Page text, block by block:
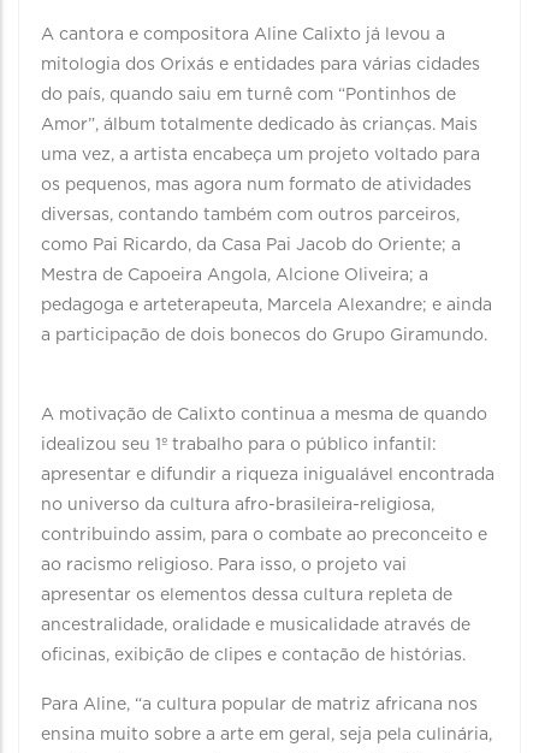
A cantora e compositora Aline Calixto já levou a
mitologia dos Orixás e entidades para várias cidades
do país, quando saiu em turnê com “Pontinhos de
Amor”, álbum totalmente dedicado às crianças. Mais
uma vez, a artista encabeça um projeto voltado para
os pequenos, mas agora num formato de atividades
diversas, contando também com outros parceiros,
como Pai Ricardo, da Casa Pai Jacob do Oriente; a
Mestra de Capoeira Angola, Alcione Oliveira; a
pedagoga e arteterapeuta, Marcela Alexandre; e ainda
a participação de dois bonecos do Grupo Giramundo.
A motivação de Calixto continua a mesma de quando
idealizou seu 1º trabalho para o público infantil:
apresentar e difundir a riqueza inigualável encontrada
no universo da cultura afro-brasileira-religiosa,
contribuindo assim, para o combate ao preconceito e
ao racismo religioso. Para isso, o projeto vai
apresentar os elementos dessa cultura repleta de
ancestralidade, oralidade e musicalidade através de
oficinas, exibição de clipes e contação de histórias.
Para Aline, “a cultura popular de matriz africana nos
ensina muito sobre a arte em geral, seja pela culinária,